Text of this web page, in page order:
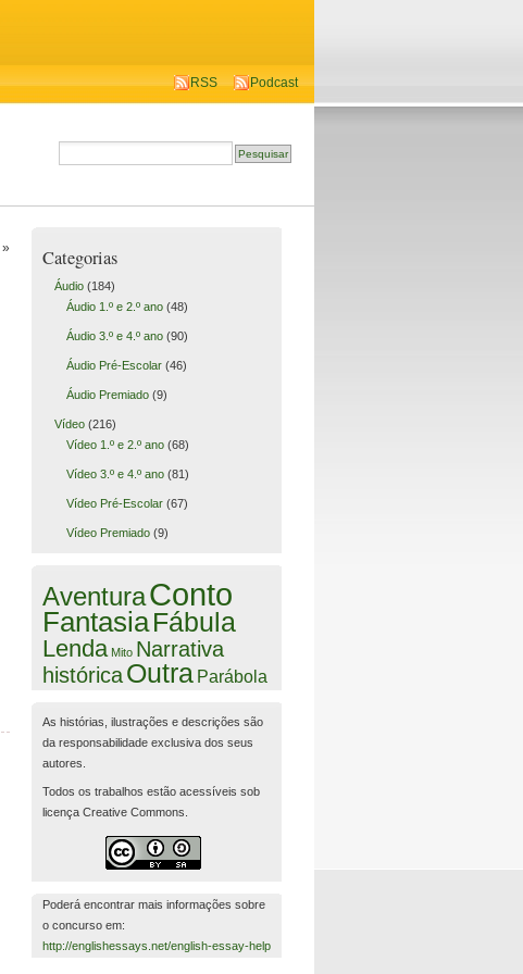
RSS Podcast
» Categorias
Áudio(184)
Áudio 1.º e 2.º ano(48)
Áudio 3.º e 4.º ano(90)
Áudio Pré-Escolar(46)
Áudio Premiado(9)
Vídeo(216)
Vídeo 1.º e 2.º ano(68)
Vídeo 3.º e 4.º ano(81)
Vídeo Pré-Escolar(67)
Vídeo Premiado(9)
AventuraConto
FantasiaFábula
Lenda Mito Narrativa
históricaOutra Parábola
As histórias, ilustrações e descrições são
da responsabilidade exclusiva dos seus
autores.
Todos os trabalhos estão acessíveis sob
licença Creative Commons.
Poderá encontrar mais informações sobre
o concurso em:
http://englishessays.net/english-essay-help